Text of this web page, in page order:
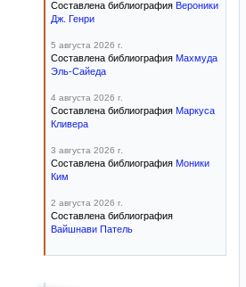
Составлена библиография Вероники
Дж. Генри
5 августа 2026 г.
Составлена библиография Махмуда
Эль-Сайеда
4 августа 2026 г.
Составлена библиография Маркуса
Кливера
3 августа 2026 г.
Составлена библиография Моники
Ким
2 августа 2026 г.
Составлена библиография
Вайшнави Патель